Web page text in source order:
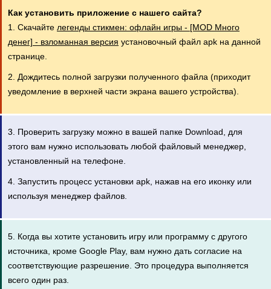
Как установить приложение с нашего сайта?
1. Скачайте легенды стикмен: офлайн игры - [MOD Много
денег] - взломанная версия установочный файл apk на данной
странице.
2. Дождитесь полной загрузки полученного файла (приходит
уведомление в верхней части экрана вашего устройства).
3. Проверить загрузку можно в вашей папке Download, для
этого вам нужно использовать любой файловый менеджер,
установленный на телефоне.
4. Запустить процесс установки apk, нажав на его иконку или
используя менеджер файлов.
5. Когда вы хотите установить игру или программу с другого
источника, кроме Google Play, вам нужно дать согласие на
соответствующие разрешение. Это процедура выполняется
всего один раз.